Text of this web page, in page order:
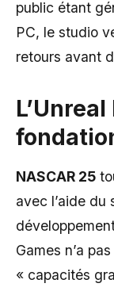
public étant
PC, le studio
retours avant
NASCAR 25
avec l’aide du
Games n’a
« capacités